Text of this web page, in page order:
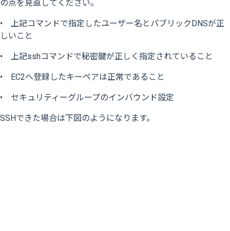
の点を見直してください。
• 上記コマンドで指定したユーザー名とパブリックDNSが正
しいこと
• 上記sshコマンドで秘密鍵が正しく指定されていること
• EC2へ登録したキーペアは正常であること
• セキュリティーグループのインバウンド設定
SSHできた場合は下図のようになります。